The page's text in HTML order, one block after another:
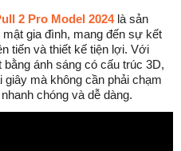
2 Pro Model 2024 là sản
gia đình, mang đến sự kết
tiến và thiết kế tiện lợi. Với
ánh sáng có cấu trúc 3D,
mà không cần phải chạm
chóng và dễ dàng.